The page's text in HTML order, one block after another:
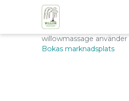
willowmassage använder
Bokas marknadsplats